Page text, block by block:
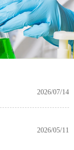
2026/07/14
2026/05/11